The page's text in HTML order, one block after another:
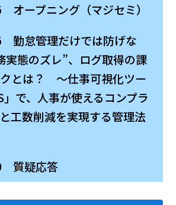
オープニング（マジセミ）
勤怠管理だけでは防げな
実態のズレ”、ログ取得の課
とは？ ～仕事可視化ツー
」で、人事が使えるコンプラ
工数削減を実現する管理法
質疑応答